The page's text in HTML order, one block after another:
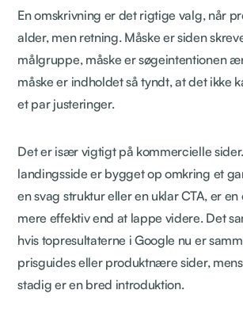
En omskrivning er det rigtige valg, når
alder, men retning. Måske er siden
målgruppe, måske er søgeintentionen
måske er indholdet så tyndt, at det ikke
et par justeringer.
Det er især vigtigt på kommercielle
landingsside er bygget op omkring et
en svag struktur eller en uklar CTA, er
mere effektiv end at lappe videre. Det
hvis topresultaterne i Google nu er
prisguides eller produktnære sider,
stadig er en bred introduktion.